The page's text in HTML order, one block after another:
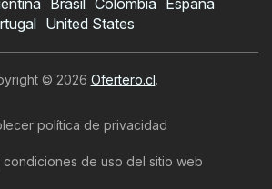
United States
© 2026 Ofertero.cl.
política de privacidad
condiciones de uso del sitio web